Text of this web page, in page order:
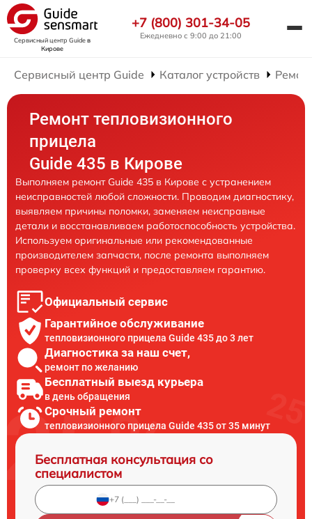
Сервисный центр Guideв
Кирове
+7 (800) 301-34-05
Ежедневно с 9:00 до 21:00
Сервисный центр Guide Каталог устройств
Ремонт тепловизионного
прицела
Guide 435 в Кирове
Выполняем ремонт Guide 435 в Кирове с устранением
неисправностей любой сложности. Проводим диагностику,
выявляем причины поломки, заменяем неисправные
детали и восстанавливаем работоспособность устройства.
Используем оригинальные или рекомендованные
производителем запчасти, после ремонта выполняем
проверку всех функций и предоставляем гарантию.
Официальный сервис
Гарантийное обслуживание
тепловизионного прицела Guide 435 до 3 лет
Диагностика за наш счет,
ремонт по желанию
Бесплатный выезд курьера
в день обращения
Срочный ремонт
тепловизионного прицела Guide 435 от 35 минут
Бесплатная консультация со
специалистом